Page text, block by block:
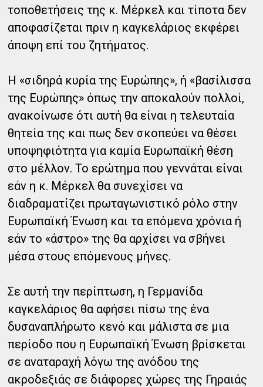
τοποθετήσεις της κ. Μέρκελ και τίποτα δεν
αποφασίζεται πριν η καγκελάριος εκφέρει
άποψη επί του ζητήματος.
Η «σιδηρά κυρία της Ευρώπης», ή «βασίλισσα
της Ευρώπης» όπως την αποκαλούν πολλοί,
ανακοίνωσε ότι αυτή θα είναι η τελευταία
θητεία της και πως δεν σκοπεύει να θέσει
υποψηφιότητα για καμία Ευρωπαϊκή θέση
στο μέλλον. Το ερώτημα που γεννάται είναι
εάν η κ. Μέρκελ θα συνεχίσει να
διαδραματίζει πρωταγωνιστικό ρόλο στην
Ευρωπαϊκή Ένωση και τα επόμενα χρόνια ή
εάν το «άστρο» της θα αρχίσει να σβήνει
μέσα στους επόμενους μήνες.
Σε αυτή την περίπτωση, η Γερμανίδα
καγκελάριος θα αφήσει πίσω της ένα
δυσαναπλήρωτο κενό και μάλιστα σε μια
περίοδο που η Ευρωπαϊκή Ένωση βρίσκεται
σε αναταραχή λόγω της ανόδου της
ακροδεξιάς σε διάφορες χώρες της Γηραιάς